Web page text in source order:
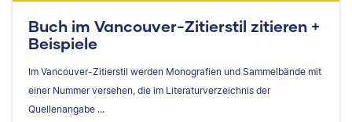
Buch im Vancouver-Zitierstil zitieren +
Beispiele
Im Vancouver-Zitierstil werden Monografien und Sammelbände mit
einer Nummer versehen, die im Literaturverzeichnis der
Quellenangabe ...